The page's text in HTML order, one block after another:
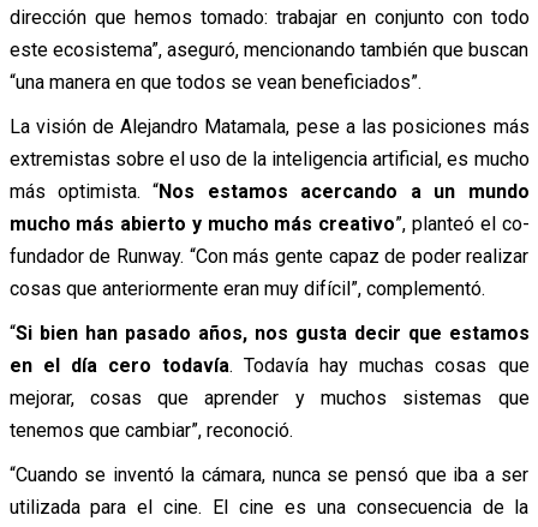
dirección que hemos tomado: trabajar en conjunto con todo
este ecosistema”, aseguró, mencionando también que buscan
“una manera en que todos se vean beneficiados”.
La visión de Alejandro Matamala, pese a las posiciones más
extremistas sobre el uso de la inteligencia artificial, es mucho
más optimista. “Nos estamos acercando a un mundo
mucho más abierto y mucho más creativo”, planteó el co-
fundador de Runway. “Con más gente capaz de poder realizar
cosas que anteriormente eran muy difícil”, complementó.
“Si bien han pasado años, nos gusta decir que estamos
en el día cero todavía. Todavía hay muchas cosas que
mejorar, cosas que aprender y muchos sistemas que
tenemos que cambiar”, reconoció.
“Cuando se inventó la cámara, nunca se pensó que iba a ser
utilizada para el cine. El cine es una consecuencia de la